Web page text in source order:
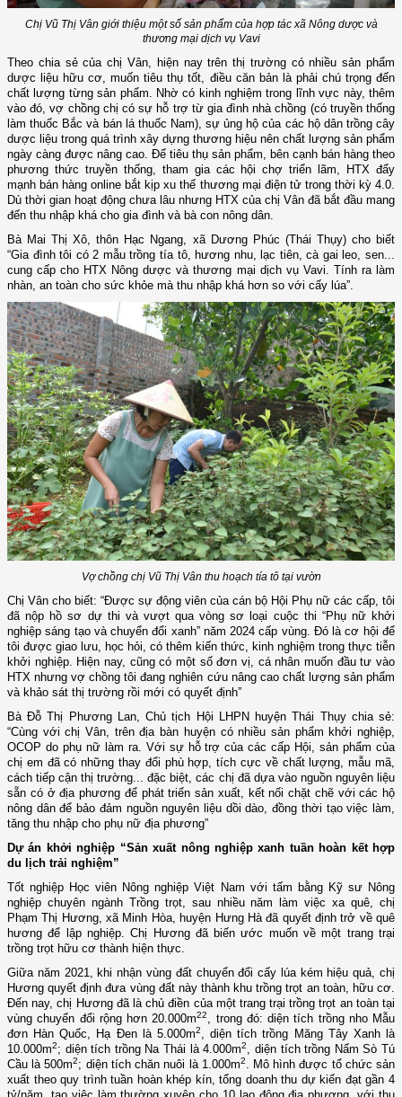
Chị Vũ Thị Vân giới thiệu một số sản phẩm của hợp tác xã Nông dược và
thương mại dịch vụ Vavi
Theo chia sẻ của chị Vân, hiện nay trên thị trường có nhiều sản phẩm
dược liệu hữu cơ, muốn tiêu thụ tốt, điều căn bản là phải chú trọng đến
chất lượng từng sản phẩm. Nhờ có kinh nghiệm trong lĩnh vực này, thêm
vào đó, vợ chồng chị có sự hỗ trợ từ gia đình nhà chồng (có truyền thống
làm thuốc Bắc và bán lá thuốc Nam), sự ủng hộ của các hộ dân trồng cây
dược liệu trong quá trình xây dựng thương hiệu nên chất lượng sản phẩm
ngày càng được nâng cao. Để tiêu thụ sản phẩm, bên cạnh bán hàng theo
phương thức truyền thống, tham gia các hội chợ triển lãm, HTX đẩy
mạnh bán hàng online bắt kịp xu thế thương mại điện tử trong thời kỳ 4.0.
Dù thời gian hoạt động chưa lâu nhưng HTX của chị Vân đã bắt đầu mang
đến thu nhập khá cho gia đình và bà con nông dân.
Bà Mai Thị Xô, thôn Hạc Ngang, xã Dương Phúc (Thái Thụy) cho biết
“Gia đình tôi có 2 mẫu trồng tía tô, hương nhu, lạc tiên, cà gai leo, sen...
cung cấp cho HTX Nông dược và thương mại dịch vụ Vavi. Tính ra làm
nhàn, an toàn cho sức khỏe mà thu nhập khá hơn so với cấy lúa”.
Vợ chồng chị Vũ Thị Vân thu hoạch tía tô tại vườn
Chị Vân cho biết: “Được sự động viên của cán bộ Hội Phụ nữ các cấp, tôi
đã nộp hồ sơ dự thi và vượt qua vòng sơ loại cuộc thi “Phụ nữ khởi
nghiệp sáng tạo và chuyển đổi xanh” năm 2024 cấp vùng. Đó là cơ hội để
tôi được giao lưu, học hỏi, có thêm kiến thức, kinh nghiệm trong thực tiễn
khởi nghiệp. Hiện nay, cũng có một số đơn vị, cá nhân muốn đầu tư vào
HTX nhưng vợ chồng tôi đang nghiên cứu nâng cao chất lượng sản phẩm
và khảo sát thị trường rồi mới có quyết định”
Bà Đỗ Thị Phương Lan, Chủ tịch Hội LHPN huyện Thái Thụy chia sẻ:
“Cùng với chị Vân, trên địa bàn huyện có nhiều sản phẩm khởi nghiệp,
OCOP do phụ nữ làm ra. Với sự hỗ trợ của các cấp Hội, sản phẩm của
chị em đã có những thay đổi phù hợp, tích cực về chất lượng, mẫu mã,
cách tiếp cận thị trường... đặc biệt, các chị đã dựa vào nguồn nguyên liệu
sẵn có ở địa phương để phát triển sản xuất, kết nối chặt chẽ với các hộ
nông dân để bảo đảm nguồn nguyên liệu dồi dào, đồng thời tạo việc làm,
tăng thu nhập cho phụ nữ địa phương”
Dự án khởi nghiệp “Sản xuất nông nghiệp xanh tuần hoàn kết hợp
du lịch trải nghiệm”
Tốt nghiệp Học viên Nông nghiệp Việt Nam với tấm bằng Kỹ sư Nông
nghiệp chuyên ngành Trồng trọt, sau nhiều năm làm việc xa quê, chị
Phạm Thị Hương, xã Minh Hòa, huyện Hưng Hà đã quyết định trở về quê
hương để lập nghiệp. Chị Hương đã biến ước muốn về một trang trại
trồng trọt hữu cơ thành hiện thực.
Giữa năm 2021, khi nhận vùng đất chuyển đổi cấy lúa kém hiệu quả, chị
Hương quyết định đưa vùng đất này thành khu trồng trọt an toàn, hữu cơ.
Đến nay, chị Hương đã là chủ điền của một trang trại trồng trọt an toàn tại
vùng chuyển đổi rộng hơn 20.000m22, trong đó: diện tích trồng nho Mẫu
đơn Hàn Quốc, Hạ Đen là 5.000m2, diện tích trồng Măng Tây Xanh là
10.000m2; diện tích trồng Na Thái là 4.000m2, diện tích trồng Nấm Sò Tú
Cầu là 500m2; diện tích chăn nuôi là 1.000m2. Mô hình được tổ chức sản
xuất theo quy trình tuần hoàn khép kín, tổng doanh thu dự kiến đạt gần 4